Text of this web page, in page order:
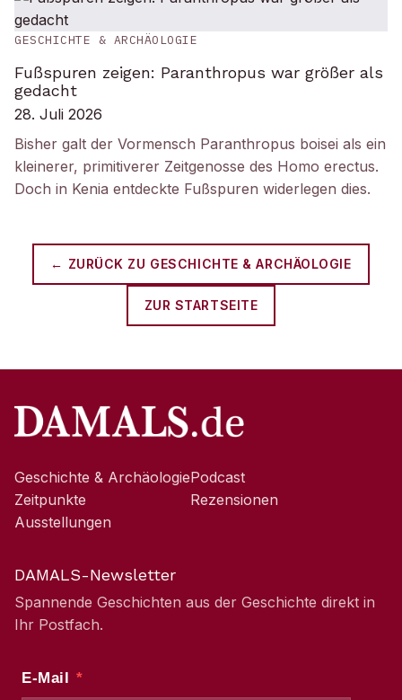
GESCHICHTE & ARCHÄOLOGIE
Fußspuren zeigen: Paranthropus war größer als
gedacht
28. Juli 2026
Bisher galt der Vormensch Paranthropus boisei als ein
kleinerer, primitiverer Zeitgenosse des Homo erectus.
Doch in Kenia entdeckte Fußspuren widerlegen dies.
← ZURÜCK ZU GESCHICHTE & ARCHÄOLOGIE
ZUR STARTSEITE
Geschichte & Archäologie
Zeitpunkte
Ausstellungen
Podcast
Rezensionen
DAMALS-Newsletter
Spannende Geschichten aus der Geschichte direkt in
Ihr Postfach.